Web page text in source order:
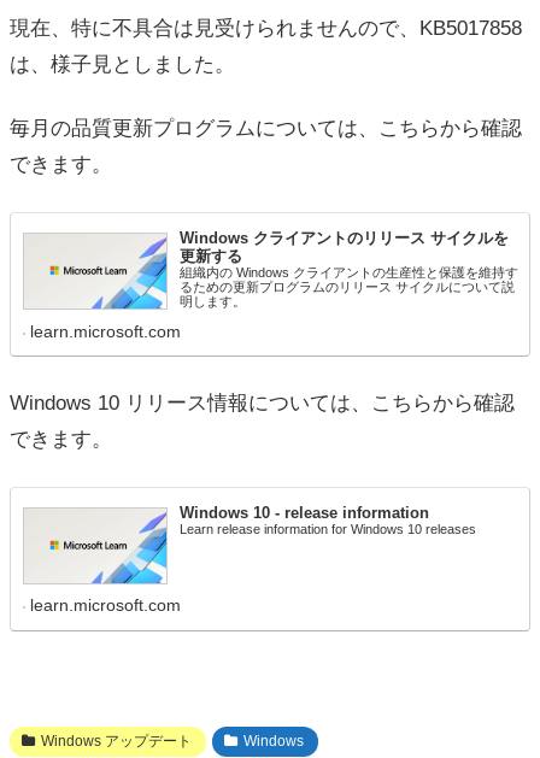
現在、特に不具合は見受けられませんので、KB5017858
は、様子見としました。
毎月の品質更新プログラムについては、こちらから確認
できます。
Windows クライアントのリリース サイクルを
更新する
組織内の Windows クライアントの生産性と保護を維持す
るための更新プログラムのリリース サイクルについて説
明します。
learn.microsoft.com
Windows 10 リリース情報については、こちらから確認
できます。
Windows 10 - release information
Learn release information for Windows 10 releases
learn.microsoft.com
Windows アップデート Windows